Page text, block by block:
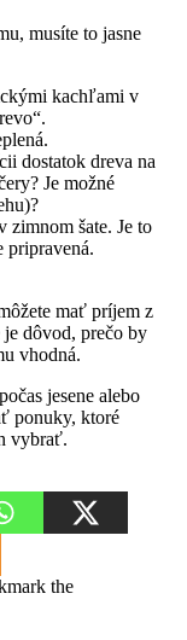
musíte to jasne
kachľami v
dostatok dreva na
Je možné
zimnom šate. Je to
pripravená.
mať príjem z
dôvod, prečo by
vhodná.
jesene alebo
ponuky, ktoré
vybrať.
the